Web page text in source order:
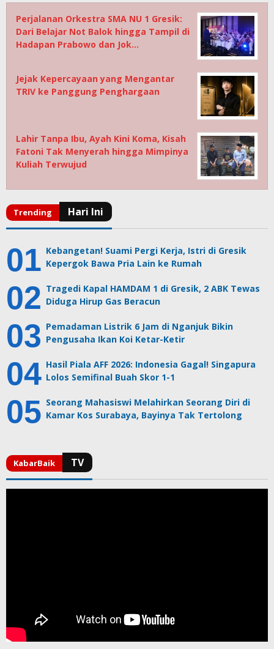
Perjalanan Orkestra SMA NU 1 Gresik:
Dari Belajar Not Balok hingga Tampil di
Hadapan Prabowo dan Jok…
Jejak Kepercayaan yang Mengantar
TRIV ke Panggung Penghargaan
Lahir Tanpa Ibu, Ayah Kini Koma, Kisah
Fatoni Tak Menyerah hingga Mimpinya
Kuliah Terwujud
Kebangetan! Suami Pergi Kerja, Istri di Gresik
Kepergok Bawa Pria Lain ke Rumah
Tragedi Kapal HAMDAM 1 di Gresik, 2 ABK Tewas
Diduga Hirup Gas Beracun
Pemadaman Listrik 6 Jam di Nganjuk Bikin
Pengusaha Ikan Koi Ketar-Ketir
Hasil Piala AFF 2026: Indonesia Gagal! Singapura
Lolos Semifinal Buah Skor 1-1
Seorang Mahasiswi Melahirkan Seorang Diri di
Kamar Kos Surabaya, Bayinya Tak Tertolong